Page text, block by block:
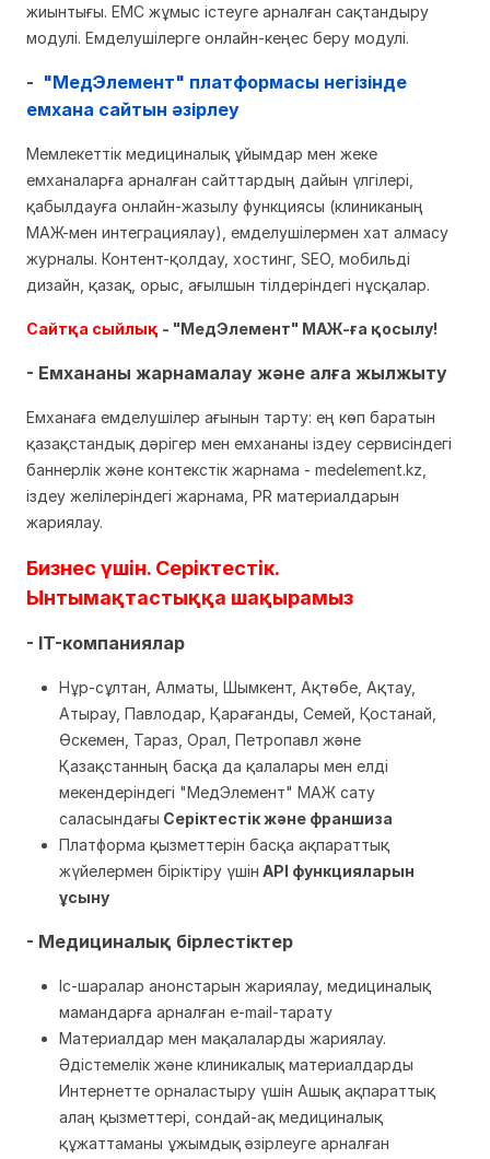
жиынтығы. ЕМС жұмыс істеуге арналған сақтандыру
модулі. Емделушілерге онлайн-кеңес беру модулі.
- "МедЭлемент" платформасы негізінде
емхана сайтын әзірлеу
Мемлекеттік медициналық ұйымдар мен жеке
емханаларға арналған сайттардың дайын үлгілері,
қабылдауға онлайн-жазылу функциясы (клиниканың
МАЖ-мен интеграциялау), емделушілермен хат алмасу
журналы. Контент-қолдау, хостинг, SEO, мобильді
дизайн, қазақ, орыс, ағылшын тілдеріндегі нұсқалар.
Сайтқа сыйлық - "МедЭлемент" МАЖ-ға қосылу!
- Емхананы жарнамалау және алға жылжыту
Емханаға емделушілер ағынын тарту: ең көп баратын
қазақстандық дәрігер мен емхананы іздеу сервисіндегі
баннерлік және контекстік жарнама - medelement.kz,
іздеу желілеріндегі жарнама, PR материалдарын
жариялау.
Бизнес үшін. Серіктестік.
Ынтымақтастыққа шақырамыз
- IT-компаниялар
Нұр-сұлтан, Алматы, Шымкент, Ақтөбе, Ақтау,
Атырау, Павлодар, Қарағанды, Семей, Қостанай,
Өскемен, Тараз, Орал, Петропавл және
Қазақстанның басқа да қалалары мен елді
мекендеріндегі "МедЭлемент" МАЖ сату
саласындағы Серіктестік және франшиза
Платформа қызметтерін басқа ақпараттық
жүйелермен біріктіру үшін API функцияларын
ұсыну
- Медициналық бірлестіктер
Іс-шаралар анонстарын жариялау, медициналық
мамандарға арналған e-mail-тарату
Материалдар мен мақалаларды жариялау.
Әдістемелік және клиникалық материалдарды
Интернетте орналастыру үшін Ашық ақпараттық
алаң қызметтері, сондай-ақ медициналық
құжаттаманы ұжымдық әзірлеуге арналған